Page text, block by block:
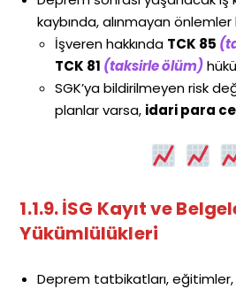
kaybında, alınmayan
İşveren hakkında TCK 85
TCK 81 (taksirle ölüm)
SGK’ya bildirilmeyen risk
planlar varsa, idari para
1.1.9. İSG Kayıt ve
Yükümlülükleri
Deprem tatbikatları, eğitimler,